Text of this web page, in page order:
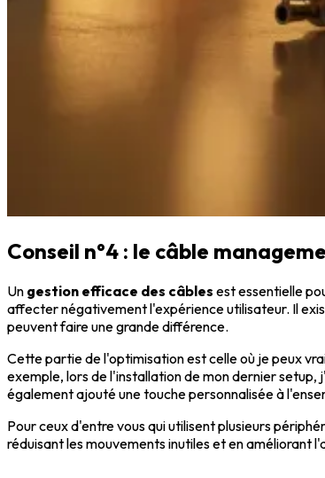
Conseil n°4 : le câble
Un gestion efficace des câbles est essentielle
affecter négativement l'expérience utilisateur. Il
peuvent faire une grande différence.
Cette partie de l'optimisation est celle où je peux
exemple, lors de l'installation de mon dernier setup,
également ajouté une touche personnalisée à
Pour ceux d'entre vous qui utilisent plusieurs
réduisant les mouvements inutiles et en améliorant